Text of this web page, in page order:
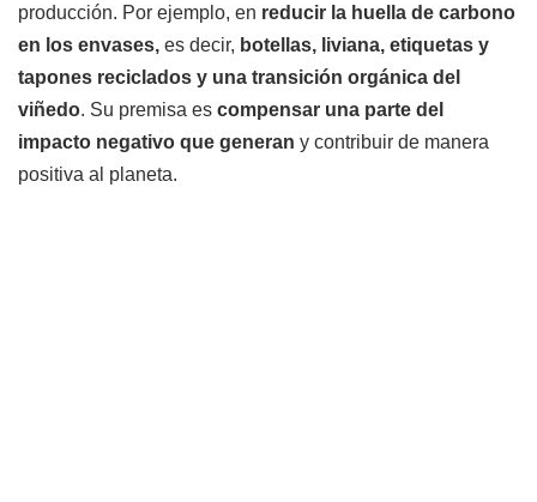
producción. Por ejemplo, en reducir la huella de carbono
en los envases, es decir, botellas, liviana, etiquetas y
tapones reciclados y una transición orgánica del
viñedo. Su premisa es compensar una parte del
impacto negativo que generan y contribuir de manera
positiva al planeta.